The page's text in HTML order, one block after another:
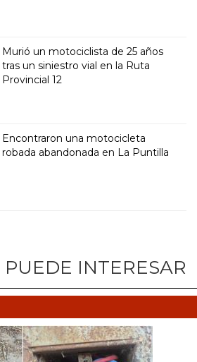
Murió un motociclista de 25 años
tras un siniestro vial en la Ruta
Provincial 12
Encontraron una motocicleta
robada abandonada en La Puntilla
INTERESAR